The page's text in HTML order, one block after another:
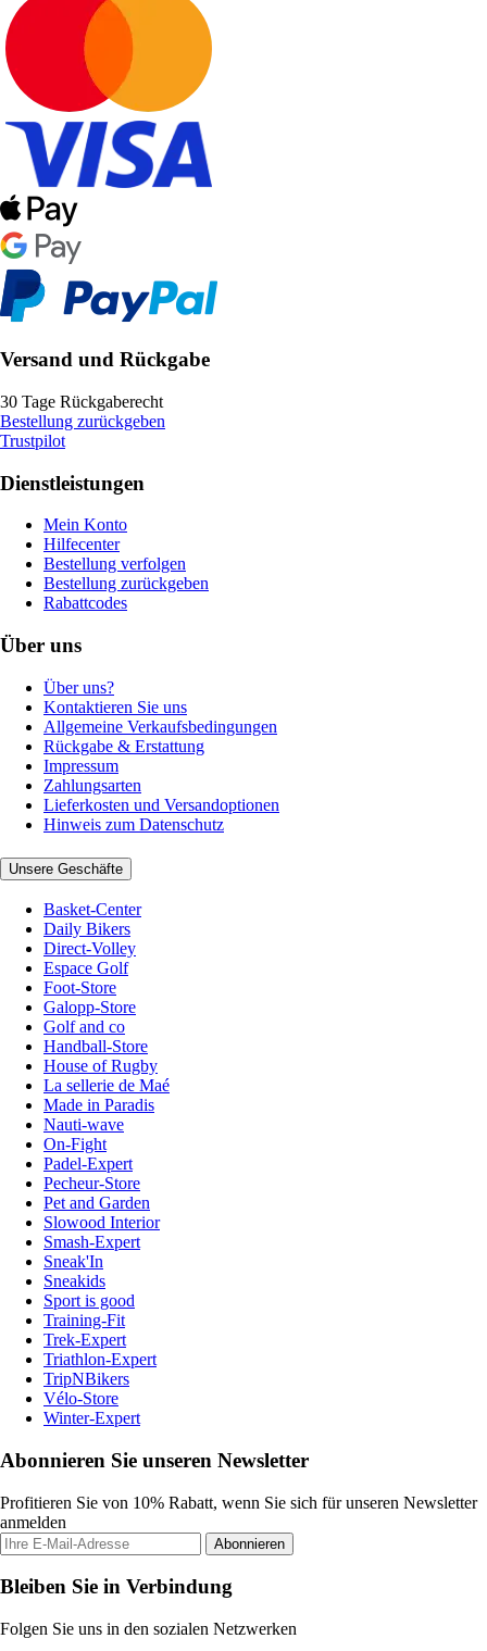
Versand und Rückgabe
30 Tage Rückgaberecht
Bestellung zurückgeben
Trustpilot
Dienstleistungen
Mein Konto
Hilfecenter
Bestellung verfolgen
Bestellung zurückgeben
Rabattcodes
Über uns
Über uns?
Kontaktieren Sie uns
Allgemeine Verkaufsbedingungen
Rückgabe & Erstattung
Impressum
Zahlungsarten
Lieferkosten und Versandoptionen
Hinweis zum Datenschutz
Unsere Geschäfte
Basket-Center
Daily Bikers
Direct-Volley
Espace Golf
Foot-Store
Galopp-Store
Golf and co
Handball-Store
House of Rugby
La sellerie de Maé
Made in Paradis
Nauti-wave
On-Fight
Padel-Expert
Pecheur-Store
Pet and Garden
Slowood Interior
Smash-Expert
Sneak'In
Sneakids
Sport is good
Training-Fit
Trek-Expert
Triathlon-Expert
TripNBikers
Vélo-Store
Winter-Expert
Abonnieren Sie unseren Newsletter
Profitieren Sie von 10% Rabatt, wenn Sie sich für unseren Newsletter
anmelden
Abonnieren
Bleiben Sie in Verbindung
Folgen Sie uns in den sozialen Netzwerken